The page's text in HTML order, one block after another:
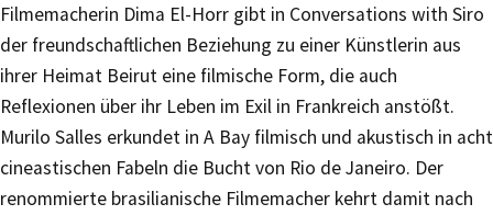
Filmemacherin Dima El-Horr gibt in Conversations with Siro
der freundschaftlichen Beziehung zu einer Künstlerin aus
ihrer Heimat Beirut eine filmische Form, die auch
Reflexionen über ihr Leben im Exil in Frankreich anstößt.
Murilo Salles erkundet in A Bay filmisch und akustisch in acht
cineastischen Fabeln die Bucht von Rio de Janeiro. Der
renommierte brasilianische Filmemacher kehrt damit nach